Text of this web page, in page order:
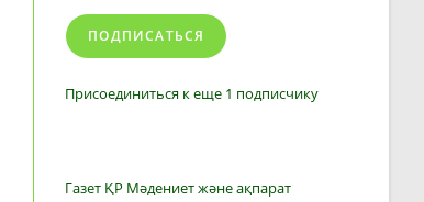
ПОДПИСАТЬСЯ
Присоединиться к еще 1 подписчику
Газет ҚР Мәдениет және ақпарат